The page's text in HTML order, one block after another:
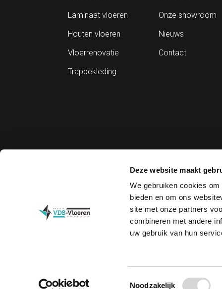
Deze website maakt
We gebruiken cookies
bieden en om ons
site met onze partners
combineren met andere
uw gebruik van hun
Toestemmingsselectie
Noodzakelijk
Laminaat vloeren
Houten vloeren
Vloerrenovatie
Trapbekleding
Onze showroom
Nieuws
Contact
(Vereist)
Instemming (Vereist)
Ik ga akkoord met het